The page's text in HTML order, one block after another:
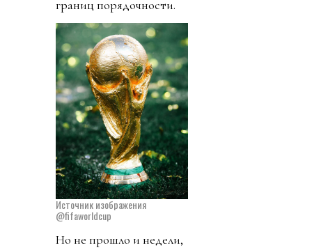
границ порядочности.
Источник изображения
@fifaworldcup
Но не прошло и недели,